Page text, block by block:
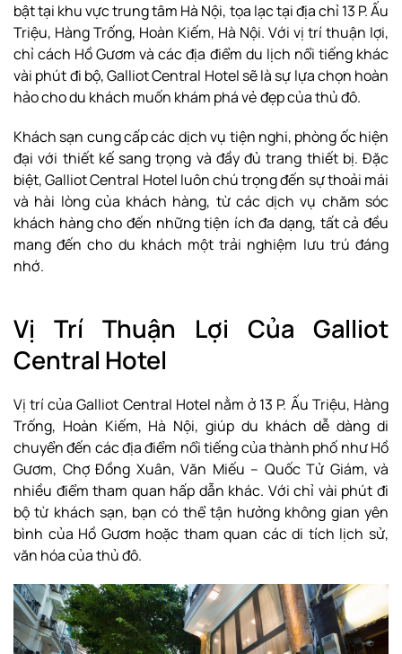
bật tại khu vực trung tâm Hà Nội, tọa lạc tại địa chỉ 13 P. Ấu
Triệu, Hàng Trống, Hoàn Kiếm, Hà Nội. Với vị trí thuận lợi,
chỉ cách Hồ Gươm và các địa điểm du lịch nổi tiếng khác
vài phút đi bộ, Galliot Central Hotel sẽ là sự lựa chọn hoàn
hảo cho du khách muốn khám phá vẻ đẹp của thủ đô.
Khách sạn cung cấp các dịch vụ tiện nghi, phòng ốc hiện
đại với thiết kế sang trọng và đầy đủ trang thiết bị. Đặc
biệt, Galliot Central Hotel luôn chú trọng đến sự thoải mái
và hài lòng của khách hàng, từ các dịch vụ chăm sóc
khách hàng cho đến những tiện ích đa dạng, tất cả đều
mang đến cho du khách một trải nghiệm lưu trú đáng
nhớ.
Vị Trí Thuận Lợi Của Galliot
Central Hotel
Vị trí của Galliot Central Hotel nằm ở 13 P. Ấu Triệu, Hàng
Trống, Hoàn Kiếm, Hà Nội, giúp du khách dễ dàng di
chuyển đến các địa điểm nổi tiếng của thành phố như Hồ
Gươm, Chợ Đồng Xuân, Văn Miếu – Quốc Tử Giám, và
nhiều điểm tham quan hấp dẫn khác. Với chỉ vài phút đi
bộ từ khách sạn, bạn có thể tận hưởng không gian yên
bình của Hồ Gươm hoặc tham quan các di tích lịch sử,
văn hóa của thủ đô.